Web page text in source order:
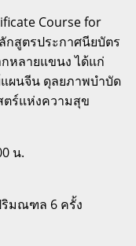
Course for
กสูตรประกาศนียบัตร
หลายแขนง ได้แก่
ผนจีน ดุลยภาพบำบัด
ตร์แห่งความสุข
น.
ริมณฑล 6 ครั้ง